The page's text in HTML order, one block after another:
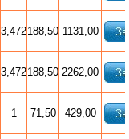
3,472188,50 1131,00
3,472188,50 2262,00
1 71,50 429,00